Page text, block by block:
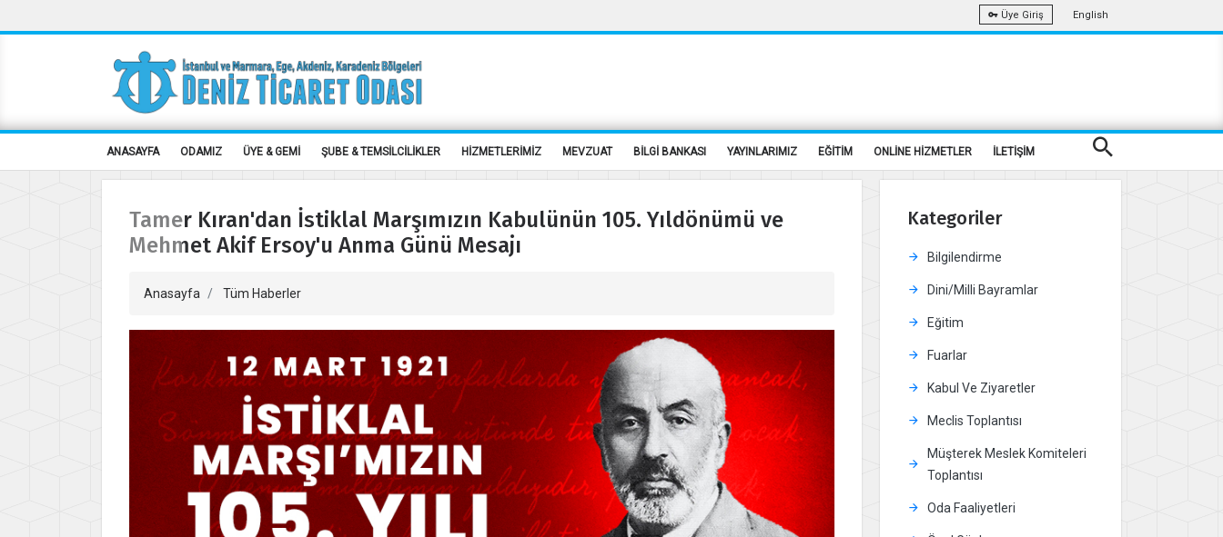
Üye Giriş English
ANASAYFA ODAMIZ ÜYE & GEMİ ŞUBE & TEMSİLCİLİKLER HİZMETLERİMİZ MEVZUAT BİLGİ BANKASI YAYINLARIMIZ EĞİTİM ONLİNE HİZMETLER İLETİŞİM
Tamer Kıran'dan İstiklal Marşımızın Kabulünün 105. Yıldönümü ve
Mehmet Akif Ersoy'u Anma Günü Mesajı
Anasayfa Tüm Haberler
Kategoriler
Bilgilendirme
Dini/Milli Bayramlar
Eğitim
Fuarlar
Kabul Ve Ziyaretler
Meclis Toplantısı
Müşterek Meslek Komiteleri
Toplantısı
Oda Faaliyetleri